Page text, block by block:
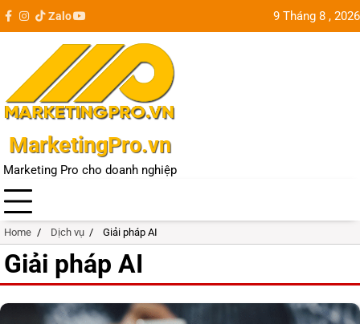
Skip
facebook
instagram
tiktok
Zalo
youtube 9 Tháng 8 , 2026
MarketingPro.vn
Marketing Pro cho doanh nghiệp
Home Dịch vụ Giải pháp AI
Giải pháp AI